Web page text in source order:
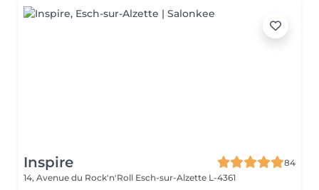
Inspire
84
14, Avenue du Rock'n'Roll Esch-sur-Alzette L-4361